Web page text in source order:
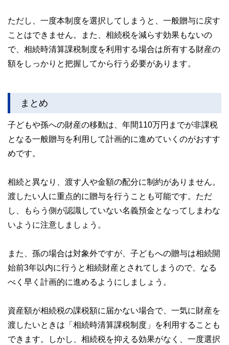
ただし、一度本制度を選択してしまうと、一般贈与に戻す
ことはできません。また、相続税を減らす効果もないの
で、相続時清算課税制度を利用する場合は所有する財産の
額をしっかりと把握してから行う必要があります。
まとめ
子どもや孫への財産の移動は、年間110万円までが非課税
となる一般贈与を利用して計画的に進めていくのがおすす
めです。
相続と異なり、渡す人や金額の配分に制約がありません。
渡したい人に重点的に贈与を行うことも可能です。ただ
し、もらう側が認識していない名義預金となってしまわな
いように注意しましょう。
また、孫の場合は対象外ですが、子どもへの贈与は相続開
始前3年以内に行うと相続財産とされてしまうので、なる
べく早く計画的に進めるようにしましょう。
資産額が相続税の課税額に届かない場合で、一気に財産を
渡したいときは「相続時清算課税制度」を利用することも
できます。しかし、相続税を抑える効果がなく、一度選択